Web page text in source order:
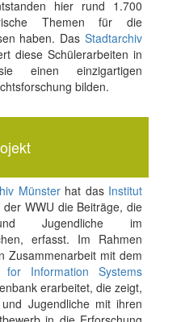
hier rund 1.700
Themen für die
haben. DasStadtarchiv
diese Schülerarbeiten in
einen einzigartigen
bilden.
Münsterhat das Institut
der WWU die Beiträge, die
Jugendliche im
erfasst. Im Rahmen
Zusammenarbeit mit dem
Information Systems
erarbeitet, die zeigt,
Jugendliche mit ihren